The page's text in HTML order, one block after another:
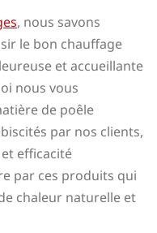
, nous savons
le bon chauffage
et accueillante
nous vous
de poêle
par nos clients,
efficacité
par ces produits qui
chaleur naturelle et